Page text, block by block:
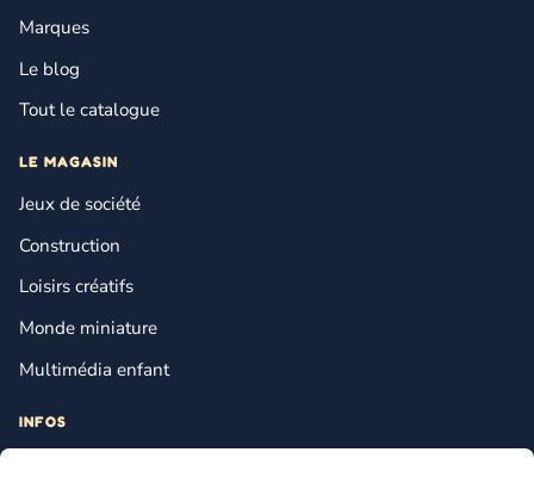
Marques
Le blog
Tout le catalogue
LE MAGASIN
Jeux de société
Construction
Loisirs créatifs
Monde miniature
Multimédia enfant
INFOS